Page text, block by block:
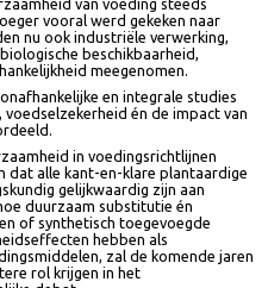
onvoldoende bekend is over
termijn. Vooral gegevens over
en voedingskundige
vooral werd gekeken naar
nu ook industriële verwerking,
beschikbaarheid,
meegenomen.
en integrale studies
voedselzekerheid én de impact